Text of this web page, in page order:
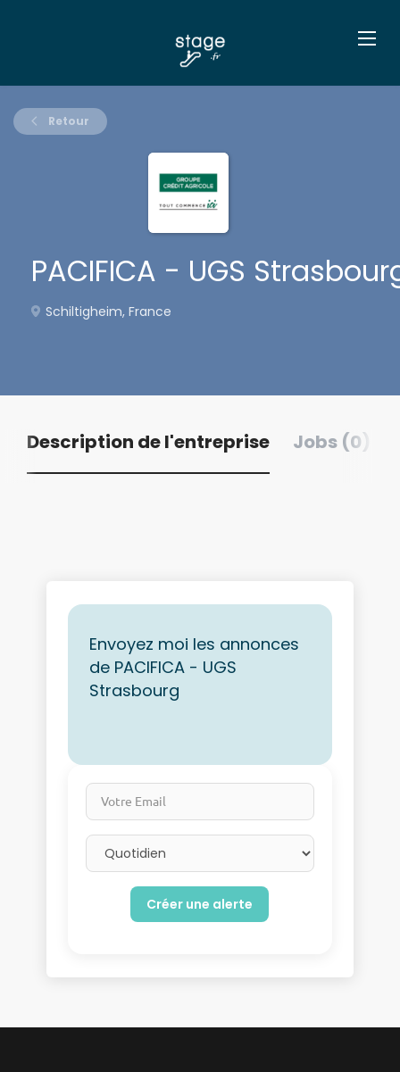
Retour
PACIFICA - UGS
Schiltigheim, France
Description de l'entreprise Jobs (0)
Envoyez moi les annonces
de PACIFICA - UGS
Strasbourg
Votre Email
Email frequency